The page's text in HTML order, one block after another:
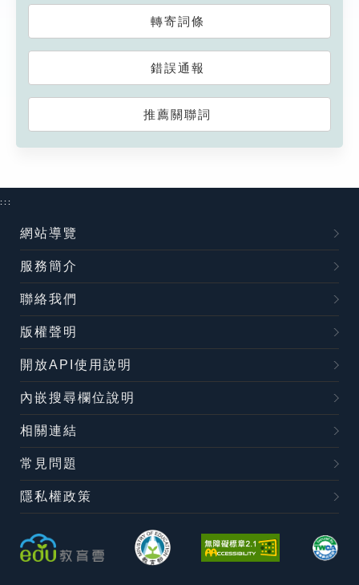
轉寄詞條
錯誤通報
推薦關聯詞
:::
網站導覽
服務簡介
聯絡我們
版權聲明
開放API使用說明
內嵌搜尋欄位說明
相關連結
常見問題
隱私權政策